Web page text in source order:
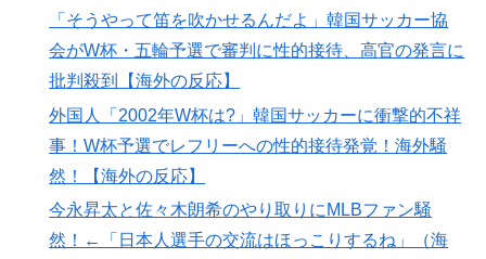
【海外の反応】野球を観はじめたばかりなんだが大谷翔
平って投手としてはどれくらいのレベルなの？ → 「ト
いイメージ」「投手に専念したらサイヤングも獲れると
思うんだけどな」
▶ ロシア「お前らの国にある似非エッフェル塔を見せてく
れ！」
▶ 海外「全部日本の真似だったのか…」 日本の普通のテ
レビ番組が最新SNSの数十年先を行っていたと話題に
「そうやって笛を吹かせるんだよ」韓国サッカー協
会がW杯・五輪予選で審判に性的接待、高官の発言に
批判殺到【海外の反応】
外国人「2002年W杯は?」韓国サッカーに衝撃的不祥
事！W杯予選でレフリーへの性的接待発覚！海外騒
然！【海外の反応】
今永昇太と佐々木朗希のやり取りにMLBファン騒
然！←「日本人選手の交流はほっこりするね」（海